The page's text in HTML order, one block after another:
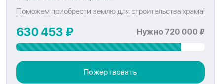
Поможем приобрести землю для строительства храма!
630 453 ₽ Нужно 720 000 ₽
Пожертвовать